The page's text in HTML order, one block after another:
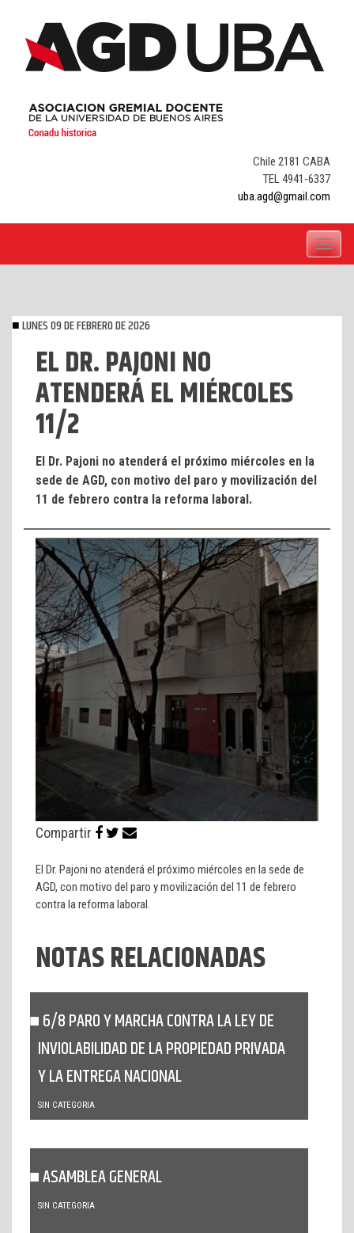
content
Chile 2181 CABA
TEL 4941-6337
uba.agd@gmail.com
Toggle
LUNES 09 DE FEBRERO DE 2026
EL DR. PAJONI NO
ATENDERÁ EL MIÉRCOLES
11/2
El Dr. Pajoni no atenderá el próximo miércoles en la
sede de AGD, con motivo del paro y movilización del
11 de febrero contra la reforma laboral.
Compartir
El Dr. Pajoni no atenderá el próximo miércoles en la sede de
AGD, con motivo del paro y movilización del 11 de febrero
contra la reforma laboral.
NOTAS RELACIONADAS
6/8 PARO Y MARCHA CONTRA LA LEY DE
INVIOLABILIDAD DE LA PROPIEDAD PRIVADA
Y LA ENTREGA NACIONAL
SIN CATEGORIA
ASAMBLEA GENERAL
SIN CATEGORIA